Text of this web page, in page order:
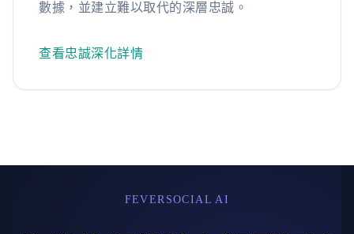
數據，並建立難以取代的深層忠誠。
查看忠誠深化詳情
FEVERSOCIAL AI